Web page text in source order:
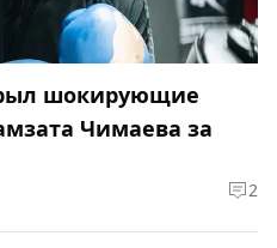
шокирующие
Чимаева за
2